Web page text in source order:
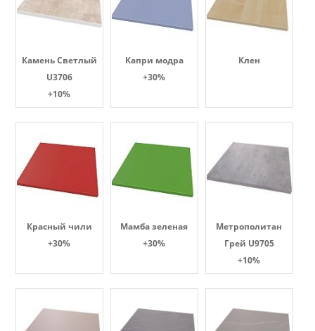
Камень Светлый
U3706
+10%
Капри модра
+30%
Клен
Красный чили
+30%
Мамба зеленая
+30%
Метрополитан
Грей U9705
+10%